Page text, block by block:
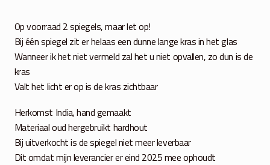
Op voorraad 2 spiegels, maar let op!
Bij één spiegel zit er helaas een dunne lange kras in het glas
Wanneer ik het niet vermeld zal het u niet opvallen, zo dun is de
kras
Valt het licht er op is de kras zichtbaar
Herkomst India, hand gemaakt
Materiaal oud hergebruikt hardhout
Bij uitverkocht is de spiegel niet meer leverbaar
Dit omdat mijn leverancier er eind 2025 mee ophoudt